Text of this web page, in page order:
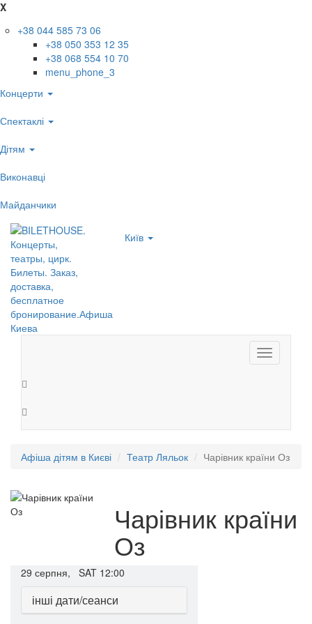
X
+38 044 585 73 06
+38 050 353 12 35
+38 068 554 10 70
menu_phone_3
Концерти
Спектаклі
Дітям
Виконавці
Майданчики
Київ
Toggle
navigation
Афіша дітям в Києві Театр Ляльок Чарівник країни Оз
Чарівник країни
Оз
29 серпня, SAT 12:00
інші дати/сеанси